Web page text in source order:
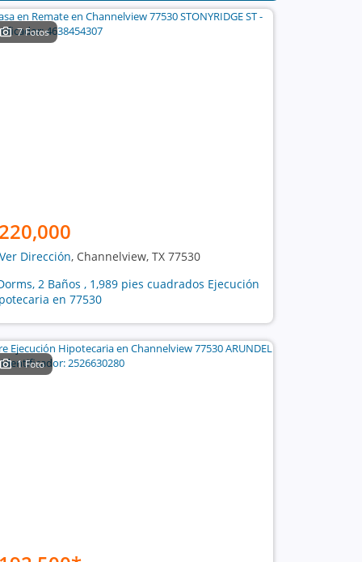
7 Fotos
Dirección, Channelview, TX 77530
2 Baños , 1,989 pies cuadrados Ejecución
en 77530
1 Foto